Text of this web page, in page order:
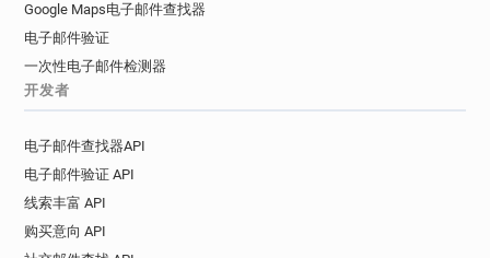
Google Maps电子邮件查找器
电子邮件验证
一次性电子邮件检测器
开发者
电子邮件查找器API
电子邮件验证 API
线索丰富 API
购买意向 API